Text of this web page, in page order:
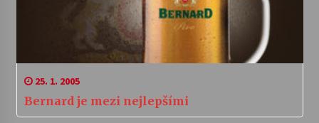
25. 1. 2005
Bernard je mezi nejlepšími